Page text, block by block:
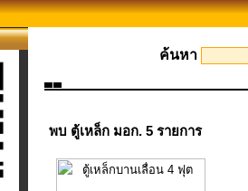
ค้นหา
พบ ตู้เหล็ก มอก. 5 รายการ